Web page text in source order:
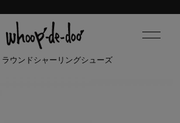
ラウンドシャーリングシューズ